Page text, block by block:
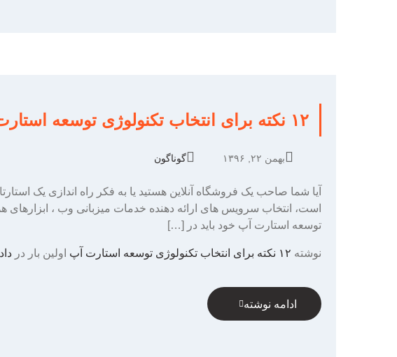
۱۲ نکته برای انتخاب تکنولوژی توسعه استارت آپ
بهمن ۲۲, ۱۳۹۶ گوناگون
آیا شما صاحب یک فروشگاه آنلاین هستید یا به فکر راه اندازی یک
است، انتخاب سرویس های ارائه دهنده خدمات میزبانی وب ، ابزارهای
توسعه استارت آپ خود باید در […]
نوشته ۱۲ نکته برای انتخاب تکنولوژی توسعه استارت آپ اولین بار در
ادامه نوشته